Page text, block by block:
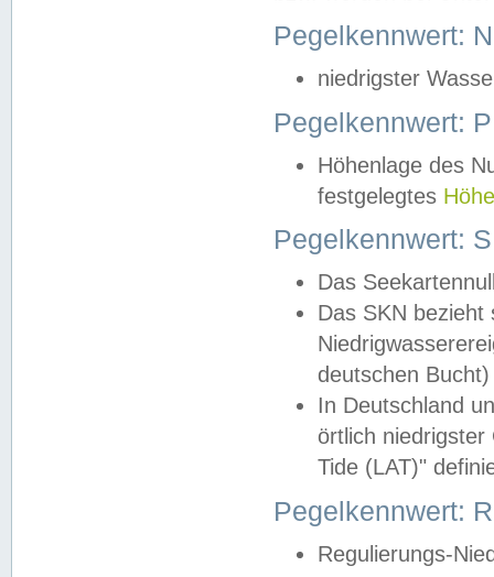
Pegelkennwert:
niedrigster
Pegelkennwert:
Höhenlage des
festgelegtes
Pegelkennwert:
Das
Das SKN
deutschen
In Deutschland
örtlich
Tide (LAT)"
Pegelkennwert:
Regulierungs-